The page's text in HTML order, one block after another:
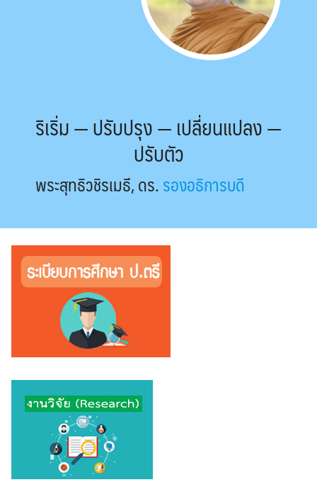
ริเริ่ม — ปรับปรุง — เปลี่ยนแปลง —
ปรับตัว
พระสุทธิวชิรเมธี, ดร.รองอธิการบดี